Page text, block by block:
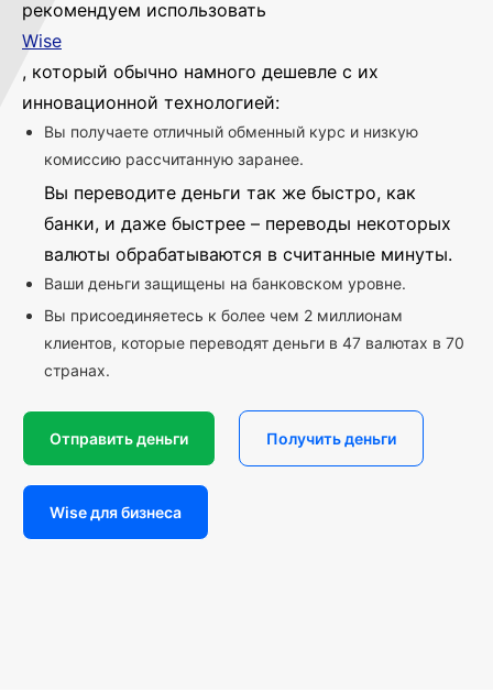
рекомендуем использовать
Wise
, который обычно намного дешевле с их
инновационной технологией:
Вы получаете отличный обменный курс и низкую
комиссию рассчитанную заранее.
Вы переводите деньги так же быстро, как
банки, и даже быстрее – переводы некоторых
валюты обрабатываются в считанные минуты.
Ваши деньги защищены на банковском уровне.
Вы присоединяетесь к более чем 2 миллионам
клиентов, которые переводят деньги в 47 валютах в 70
странах.
Отправить деньги Получить деньги
Wise для бизнеса